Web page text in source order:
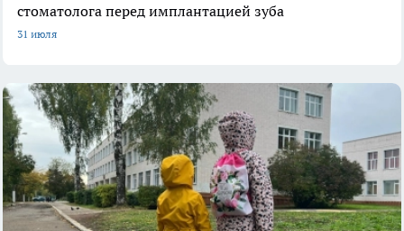
стоматолога перед имплантацией зуба
31 июля